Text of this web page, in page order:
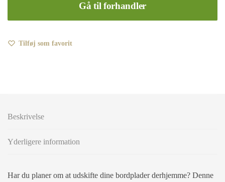
Gå til forhandler
Tilføj som favorit
Beskrivelse
Yderligere information
Har du planer om at udskifte dine bordplader derhjemme? Denne